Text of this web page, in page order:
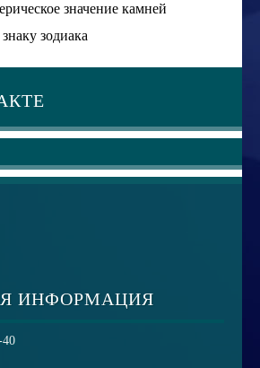
значение камней
зодиака
ИНФОРМАЦИЯ
40